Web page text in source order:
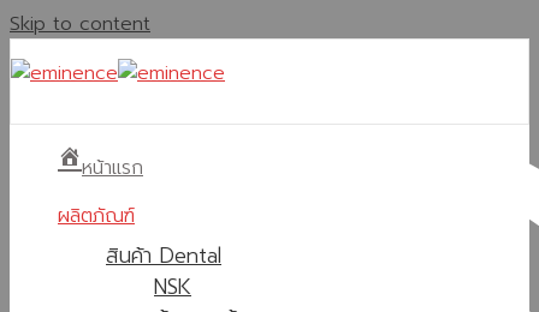
Skip to content
หน้าแรก
ผลิตภัณฑ์
สินค้า Dental
NSK